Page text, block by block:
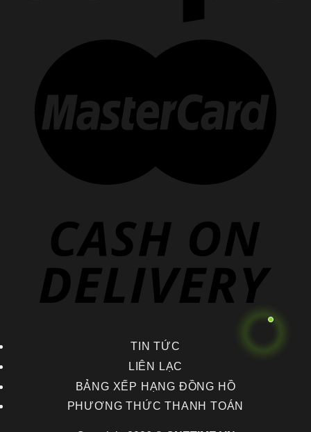
TIN TỨC
LIÊN LẠC
BẢNG XẾP HẠNG ĐỒNG HỒ
PHƯƠNG THỨC THANH TOÁN